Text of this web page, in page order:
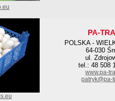
PA-
POLSKA -
64-030
ul.
tel.: 48 508
www.pa-
patryk@pa-